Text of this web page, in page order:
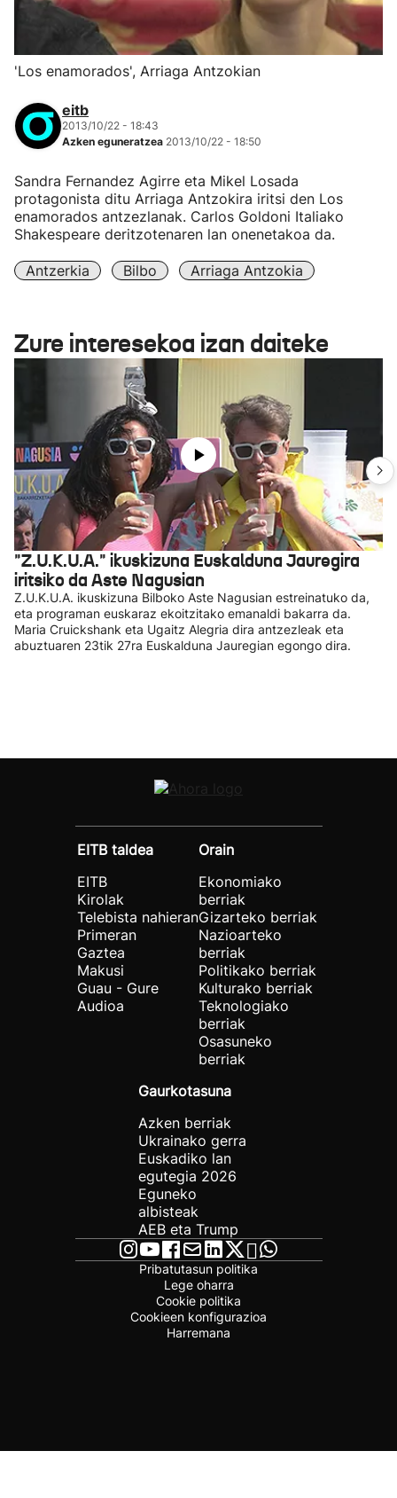
'Los enamorados', Arriaga Antzokian
eitb
2013/10/22 - 18:43
Azken eguneratzea 2013/10/22 - 18:50
Sandra Fernandez Agirre eta Mikel Losada
protagonista ditu Arriaga Antzokira iritsi den Los
enamorados antzezlanak. Carlos Goldoni Italiako
Shakespeare deritzotenaren lan onenetakoa da.
Antzerkia Bilbo Arriaga Antzokia
Zure interesekoa izan daiteke
"Z.U.K.U.A." ikuskizuna Euskalduna Jauregira
iritsiko da Aste Nagusian
Z.U.K.U.A. ikuskizuna Bilboko Aste Nagusian estreinatuko da,
eta programan euskaraz ekoitzitako emanaldi bakarra da.
Maria Cruickshank eta Ugaitz Alegria dira antzezleak eta
abuztuaren 23tik 27ra Euskalduna Jauregian egongo dira.
EITB taldea
EITB
Kirolak
Telebista nahieran
Primeran
Gaztea
Makusi
Guau - Gure
Audioa
Orain
Ekonomiako
berriak
Gizarteko berriak
Nazioarteko
berriak
Politikako berriak
Kulturako berriak
Teknologiako
berriak
Osasuneko
berriak
Gaurkotasuna
Azken berriak
Ukrainako gerra
Euskadiko lan
egutegia 2026
Eguneko
albisteak
AEB eta Trump
Pribatutasun politika
Lege oharra
Cookie politika
Cookieen konfigurazioa
Harremana